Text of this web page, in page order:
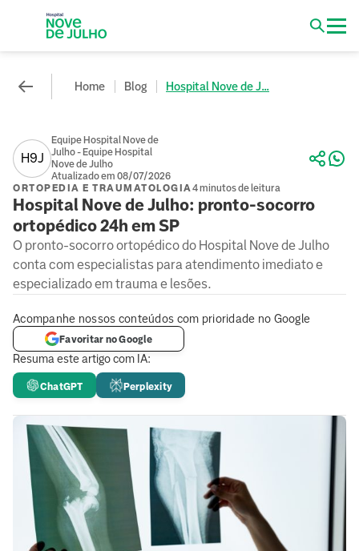
Home Blog Hospital Nove de J...
H9J
Equipe Hospital Nove de
Julho - Equipe Hospital
Nove de Julho
Atualizado em 08/07/2026
ORTOPEDIA E TRAUMATOLOGIA4 minutos de leitura
Hospital Nove de Julho: pronto-socorro
ortopédico 24h em SP
O pronto-socorro ortopédico do Hospital Nove de Julho
conta com especialistas para atendimento imediato e
especializado em trauma e lesões.
Resuma este artigo com IA:
ChatGPT Perplexity
Acompanhe nossos conteúdos com prioridade no Google
Favoritar no Google